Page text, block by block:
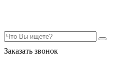
Заказать звонок